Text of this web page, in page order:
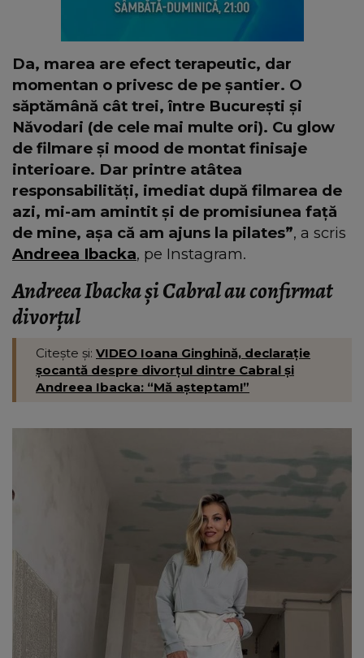
Da, marea are efect terapeutic, dar
momentan o privesc de pe șantier. O
săptămână cât trei, între București și
Năvodari (de cele mai multe ori). Cu glow
de filmare și mood de montat finisaje
interioare. Dar printre atâtea
responsabilități, imediat după filmarea de
azi, mi-am amintit și de promisiunea față
de mine, așa că am ajuns la pilates”, a scris
Andreea Ibacka, pe Instagram.
Andreea Ibacka și Cabral au confirmat
divorțul
Citește și: VIDEO Ioana Ginghină, declarație
șocantă despre divorțul dintre Cabral și
Andreea Ibacka: “Mă așteptam!”